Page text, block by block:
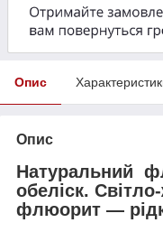
Опис
Опис
Натуральний
обеліск.
флюорит —